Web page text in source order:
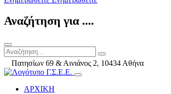
Αναζήτηση για ....
Πατησίων 69 & Αινιάνος 2, 10434 Αθήνα
ΑΡΧΙΚΗ